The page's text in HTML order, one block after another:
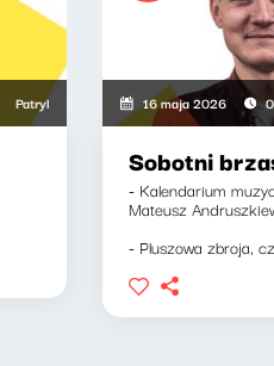
Patryk Rabiega, Weronika Wawrzkowicz
16 maja 2026
Sobotni
- Kalendarium
Mateusz
- Pluszowa zbroja,